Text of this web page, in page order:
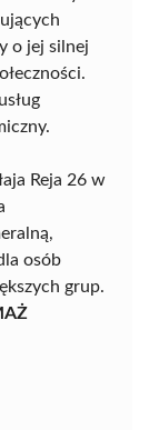
o jej silnej
Reja 26 w
osób
grup.